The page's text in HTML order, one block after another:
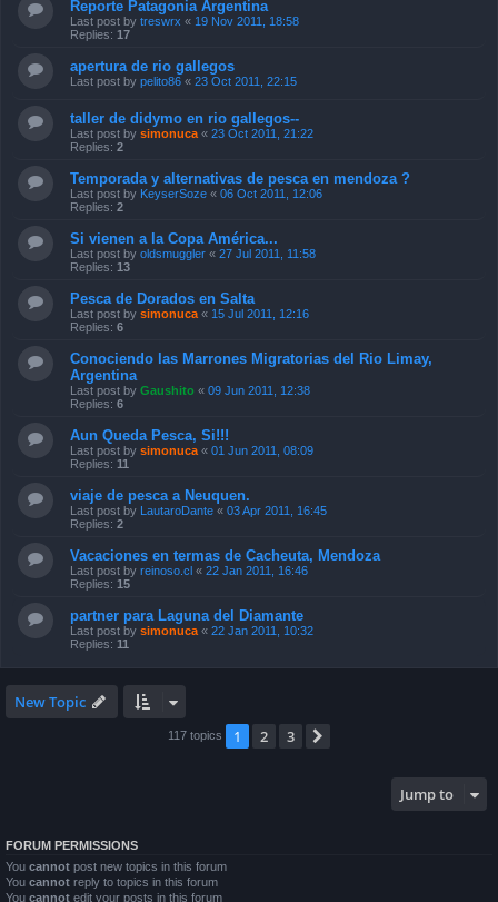
apertura de rio gallegos
Last post by pelito86 « 23 Oct 2011, 22:15
taller de didymo en rio gallegos--
Last post by simonuca«23 Oct 2011, 21:22
Replies:
Temporada y alternativas de pesca en mendoza ?
Last post by KeyserSoze«06 Oct 2011, 12:06
Replies: 2
Si vienen a la Copa América...
Last post by oldsmuggler« 27 Jul 2011, 11:58
Replies: 13
Pesca de Dorados en Salta
Last post by simonuca«15 Jul 2011, 12:16
Replies: 6
Conociendo las Marrones Migratorias del Rio Limay,
Argentina
Last post by
Aun Queda Pesca, Si!!!
Last post by simonuca «01 Jun 2011, 08:09
Replies: 11
viaje de pesca a Neuquen.
Last post by LautaroDante« 03 Apr 2011, 16:45
Replies: 2
Vacaciones en termas de Cacheuta, Mendoza
Last post by reinoso.cl«22 Jan 2011, 16:46
Replies: 15
partner para Laguna del Diamante
Last post by simonuca«22 Jan 2011, 10:32
Replies: 11
New Topic
Youcannotedit your posts in this forum
You cannot post attachments in this forum